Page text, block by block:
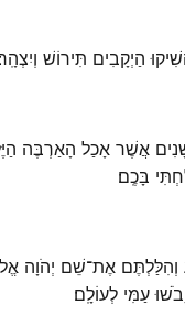
הַיְקָבִים תִּירוֹשׁ
אֲשֶׁר אָכַל הָאַרְבֶּה
בָּכֶֽם׃
וְהִלַּלְתֶּם אֶת־שֵׁם יְהֹוָה
עַמִּי לְעוֹלָֽם׃